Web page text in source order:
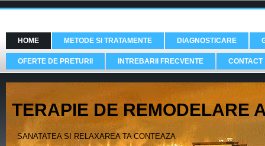
HOME METODE SI TRATAMENTE DIAGNOSTICARE
OFERTE DE PRETURII INTREBARII FRECVENTE CONTACT
TERAPIE DE REMODELARE
SANATATEA SI RELAXAREA TA CONTEAZA